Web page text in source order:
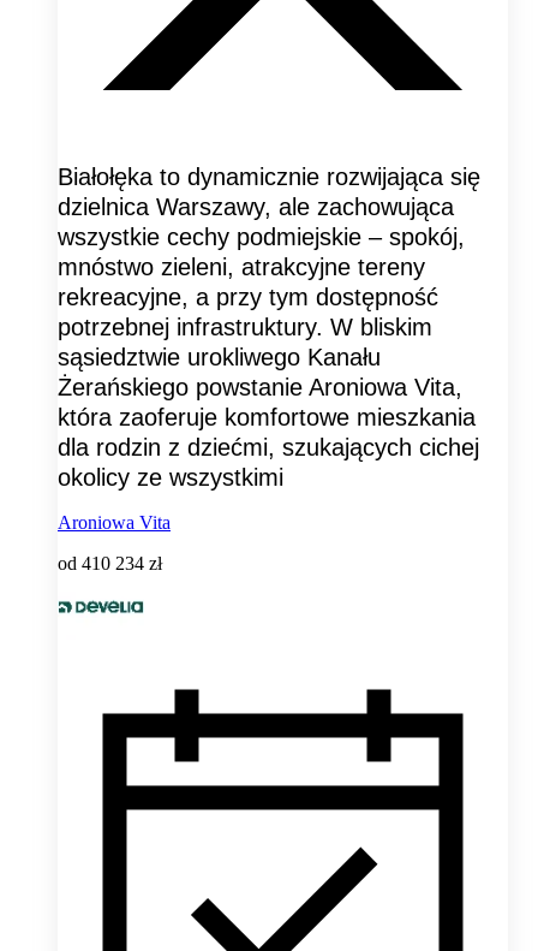
Białołęka to dynamicznie rozwijająca się
dzielnica Warszawy, ale zachowująca
wszystkie cechy podmiejskie – spokój,
mnóstwo zieleni, atrakcyjne tereny
rekreacyjne, a przy tym dostępność
potrzebnej infrastruktury. W bliskim
sąsiedztwie urokliwego Kanału
Żerańskiego powstanie Aroniowa Vita,
która zaoferuje komfortowe mieszkania
dla rodzin z dziećmi, szukających cichej
okolicy ze wszystkimi
Aroniowa Vita
od 410 234 zł